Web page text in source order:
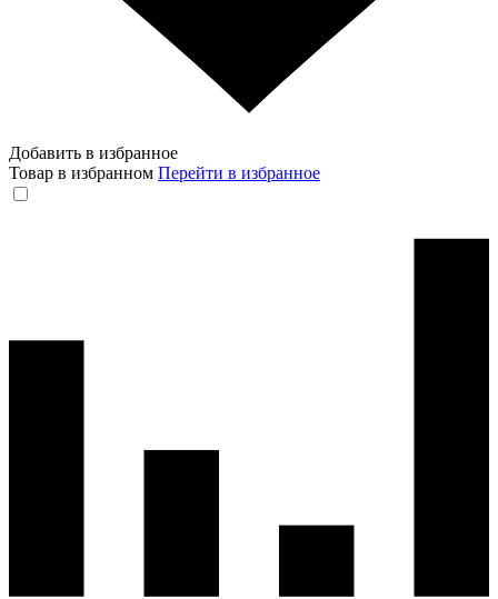
Добавить в избранное
Товар в избранном Перейти в избранное